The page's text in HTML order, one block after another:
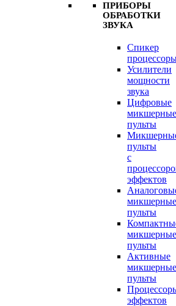
ПРИБОРЫ
ОБРАБОТКИ
ЗВУКА
Спикер
Усилители
мощности
звука
Цифровые
микшерные
пульты
пульты
с
эффектов
микшерные
пульты
микшерные
пульты
Активные
микшерные
пульты
эффектов